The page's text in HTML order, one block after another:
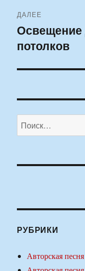
ДАЛЕЕ
Следующая
запись:
потолков
Искать:
РУБРИКИ
Авторская